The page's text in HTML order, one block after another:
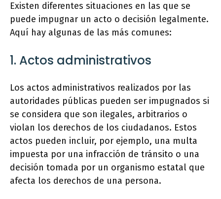
Existen diferentes situaciones en las que se
puede impugnar un acto o decisión legalmente.
Aquí hay algunas de las más comunes:
1. Actos administrativos
Los actos administrativos realizados por las
autoridades públicas pueden ser impugnados si
se considera que son ilegales, arbitrarios o
violan los derechos de los ciudadanos. Estos
actos pueden incluir, por ejemplo, una multa
impuesta por una infracción de tránsito o una
decisión tomada por un organismo estatal que
afecta los derechos de una persona.